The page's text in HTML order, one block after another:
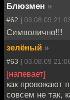
Блюзмен »
#62 | 03.08.09
Символично!!!
зелёный »
#63 | 03.08.09
[напевает]
как провожают
совсем не так,